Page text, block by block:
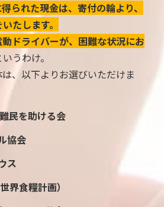
られた現金は、寄付の輪より、
たします。
ドライバーが、困難な状況にお
いうわけ。
、以下よりお選びいただけま
民を助ける会
協会
ス
界食糧計画）